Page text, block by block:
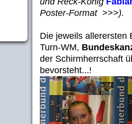
Poster-Format >>>).
Die jeweils allerersten
Turn-WM,
der Schirmherrschaft
bevorsteht...!